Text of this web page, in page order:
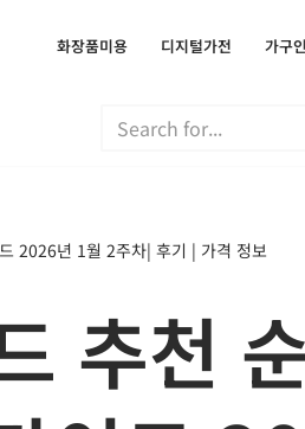
화장품미용 디지털가전 가구
2026년 1월 2주차| 후기 | 가격 정보
추천